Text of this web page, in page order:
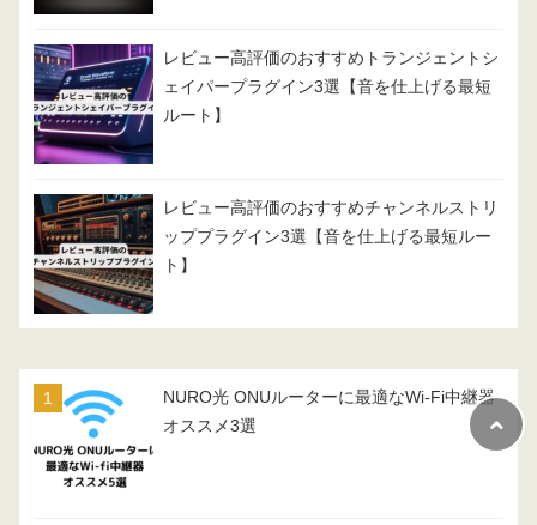
レビュー高評価のおすすめトランジェントシ
ェイパープラグイン3選【音を仕上げる最短
ルート】
レビュー高評価のおすすめチャンネルストリ
ッププラグイン3選【音を仕上げる最短ルー
ト】
NURO光 ONUルーターに最適なWi-Fi中継器
オススメ3選